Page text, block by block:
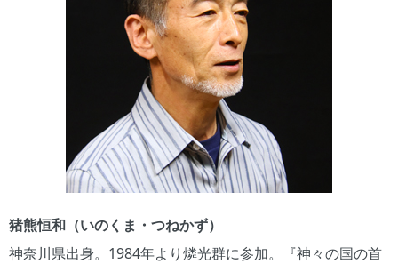
猪熊恒和（いのくま・つねかず）
神奈川県出身。1984年より燐光群に参加。『神々の国の首